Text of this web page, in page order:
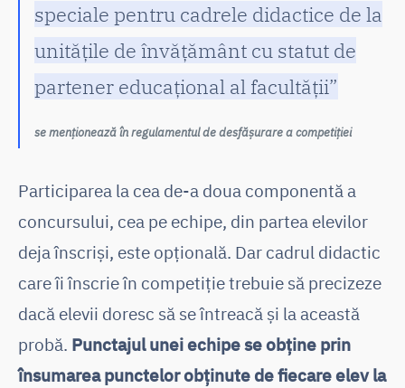
speciale pentru cadrele didactice de la
unităţile de învăţământ cu statut de
partener educaţional al facultății”
se menționează în regulamentul de desfășurare a competiției
Participarea la cea de-a doua componentă a
concursului, cea pe echipe, din partea elevilor
deja înscriși, este opțională. Dar cadrul didactic
care îi înscrie în competiție trebuie să precizeze
dacă elevii doresc să se întreacă și la această
probă. Punctajul unei echipe se obţine prin
însumarea punctelor obţinute de fiecare elev la